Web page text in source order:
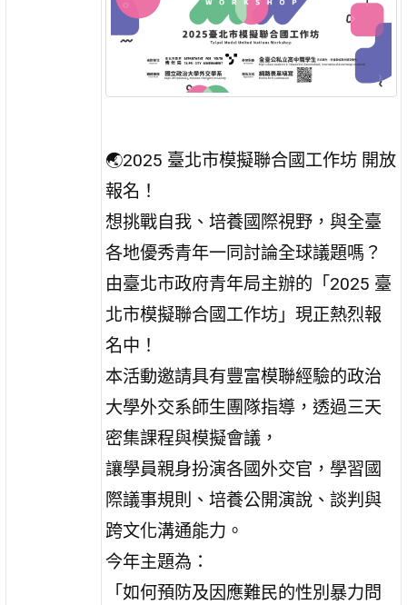
🌏2025 臺北市模擬聯合國工作坊 開放
報名！
想挑戰自我、培養國際視野，與全臺
各地優秀青年一同討論全球議題嗎？
由臺北市政府青年局主辦的「2025 臺
北市模擬聯合國工作坊」現正熱烈報
名中！
本活動邀請具有豐富模聯經驗的政治
大學外交系師生團隊指導，透過三天
密集課程與模擬會議，
讓學員親身扮演各國外交官，學習國
際議事規則、培養公開演說、談判與
跨文化溝通能力。
今年主題為：
「如何預防及因應難民的性別暴力問